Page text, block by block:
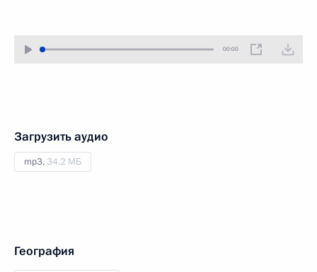
00:00
Загрузить аудио
mp3, 34.2 МБ
География